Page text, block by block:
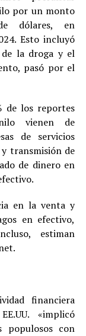
por un monto
dólares, en
Esto incluyó
la droga y el
pasó por el
de los reportes
vienen de
de servicios
transmisión de
de dinero en
en la venta y
en efectivo,
estiman
financiera
«implicó
populosos con